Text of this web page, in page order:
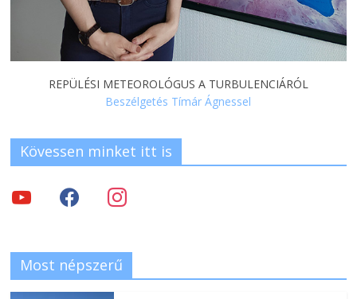
REPÜLÉSI METEOROLÓGUS A TURBULENCIÁRÓL
Beszélgetés Tímár Ágnessel
Kövessen minket itt is
Most népszerű